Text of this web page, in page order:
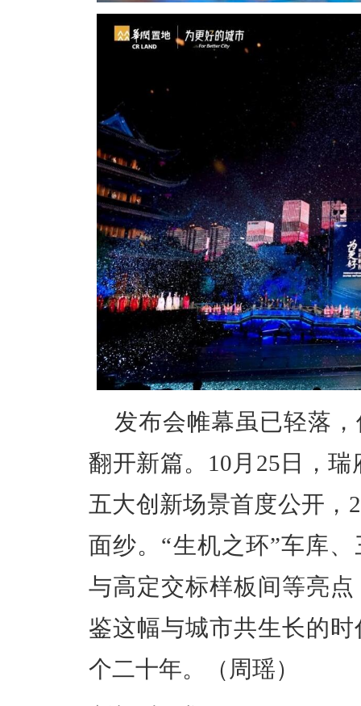
发布会帷幕虽已轻落
翻开新篇。10月25日，
五大创新场景首度公开，
面纱。“生机之环”车库
与高定交标样板间等亮
鉴这幅与城市共生长的
个二十年。（周瑶）